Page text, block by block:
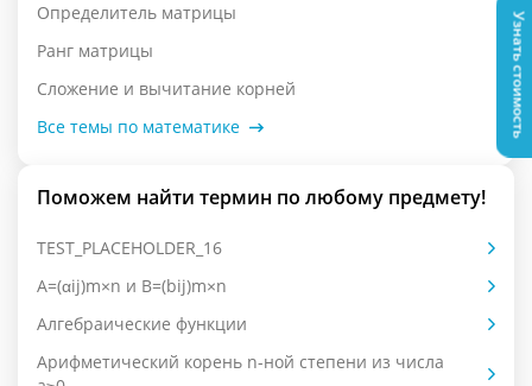
Определитель матрицы
Ранг матрицы
Сложение и вычитание корней
Все темы по математике
Поможем найти термин по любому предмету!
TEST_PLACEHOLDER_16
А=(αij)m×n и B=(bij)m×n
Алгебраические функции
Арифметический корень n-ной степени из числа
Узнать стоимость